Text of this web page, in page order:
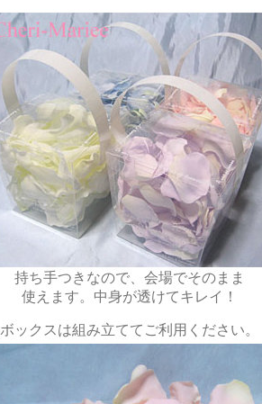
持ち手つきなので、会場でそのまま
使えます。中身が透けてキレイ！
ボックスは組み立ててご利用ください。